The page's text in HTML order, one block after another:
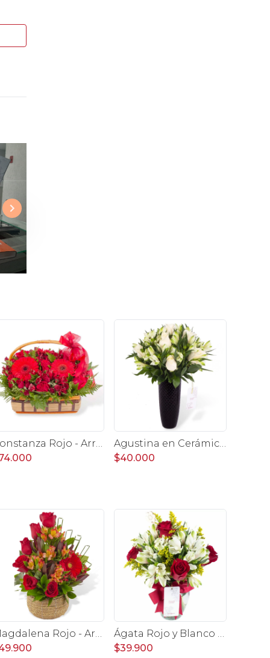
Constanza Rojo - Arreglo floral en canasto con gerberas, rosas, minirosas y astromelias rojas
Agustina en Cerámica - Arreglo 10 rosas blanco y astromelias
$40.000
Magdalena Rojo - Arreglo floral con rosas, gerbera y astromelias rojas
Ágata Rojo y Blanco en florero - rosas y astromelias
$39.900